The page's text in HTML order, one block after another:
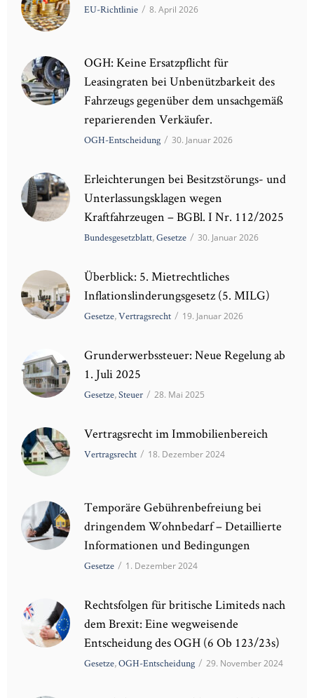
EU-Richtlinie / 8. April 2026
OGH: Keine Ersatzpflicht für
Leasingraten bei Unbenützbarkeit des
Fahrzeugs gegenüber dem unsachgemäß
reparierenden Verkäufer.
OGH-Entscheidung / 30. Januar 2026
Erleichterungen bei Besitzstörungs- und
Unterlassungsklagen wegen
Kraftfahrzeugen – BGBl. I Nr. 112/2025
Bundesgesetzblatt,Gesetze / 30. Januar 2026
Überblick: 5. Mietrechtliches
Inflationslinderungsgesetz (5. MILG)
Gesetze,Vertragsrecht / 19. Januar 2026
Grunderwerbssteuer: Neue Regelung ab
1. Juli 2025
Gesetze,Steuer / 28. Mai 2025
Vertragsrecht im Immobilienbereich
Vertragsrecht / 18. Dezember 2024
Temporäre Gebührenbefreiung bei
dringendem Wohnbedarf – Detaillierte
Informationen und Bedingungen
Gesetze / 1. Dezember 2024
Rechtsfolgen für britische Limiteds nach
dem Brexit: Eine wegweisende
Entscheidung des OGH (6 Ob 123/23s)
Gesetze,OGH-Entscheidung / 29. November 2024